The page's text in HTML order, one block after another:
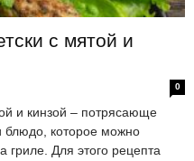
с мятой и
0
и кинзой – потрясающе
блюдо, которое можно
гриле. Для этого рецепта